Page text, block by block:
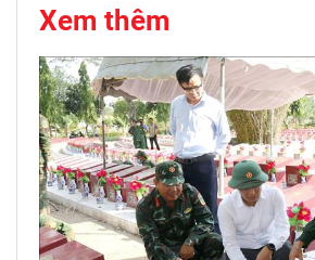
Xem thêm